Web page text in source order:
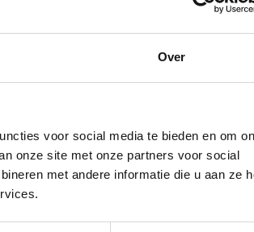
Over
voor social media te bieden en om
onze site met onze partners voor social
met andere informatie die u aan ze